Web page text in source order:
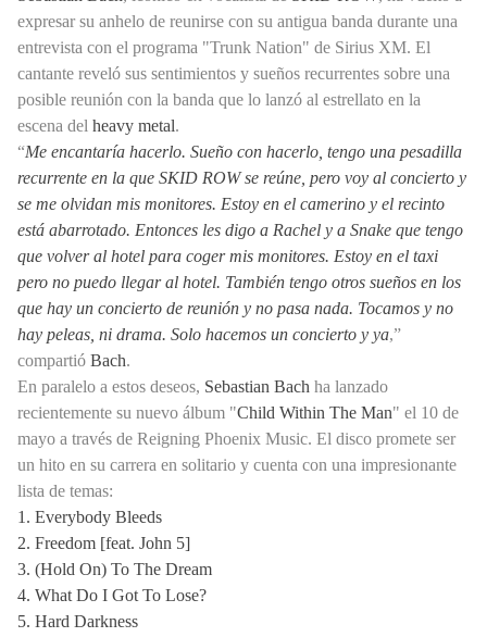
expresar su anhelo de reunirse con su antigua banda durante una
entrevista con el programa "Trunk Nation" de Sirius XM. El
cantante reveló sus sentimientos y sueños recurrentes sobre una
posible reunión con la banda que lo lanzó al estrellato en la
escena del heavy metal.
“Me encantaría hacerlo. Sueño con hacerlo, tengo una pesadilla
recurrente en la que SKID ROW se reúne, pero voy al concierto y
se me olvidan mis monitores. Estoy en el camerino y el recinto
está abarrotado. Entonces les digo a Rachel y a Snake que tengo
que volver al hotel para coger mis monitores. Estoy en el taxi
pero no puedo llegar al hotel. También tengo otros sueños en los
que hay un concierto de reunión y no pasa nada. Tocamos y no
hay peleas, ni drama. Solo hacemos un concierto y ya,”
compartió Bach.
En paralelo a estos deseos, Sebastian Bach ha lanzado
recientemente su nuevo álbum "Child Within The Man" el 10 de
mayo a través de Reigning Phoenix Music. El disco promete ser
un hito en su carrera en solitario y cuenta con una impresionante
lista de temas:
1. Everybody Bleeds
2. Freedom [feat. John 5]
3. (Hold On) To The Dream
4. What Do I Got To Lose?
5. Hard Darkness